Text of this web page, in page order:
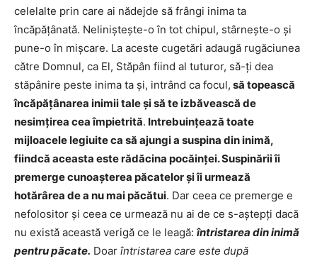
celelalte prin care ai nădejde să frângi inima ta
încăpăţânată. Nelinişteşte-o în tot chipul, stârneşte-o şi
pune-o în mişcare. La aceste cugetări adaugă rugăciunea
către Domnul, ca El, Stăpân fiind al tuturor, să-ţi dea
stăpânire peste inima ta şi, intrând ca focul, să topească
încăpăţânarea inimii tale şi să te izbăvească de
nesimţirea cea împietrită. Intrebuinţează toate
mijloacele legiuite ca să ajungi a suspina din inimă,
fiindcă aceasta este rădăcina pocăinţei. Suspinării îi
premerge cunoaşterea păcatelor şi îi urmează
hotărârea de a nu mai păcătui. Dar ceea ce premerge e
nefolositor şi ceea ce urmează nu ai de ce s-aştepţi dacă
nu există această verigă ce le leagă: întristarea din inimă
pentru păcate. Doar întristarea care este după